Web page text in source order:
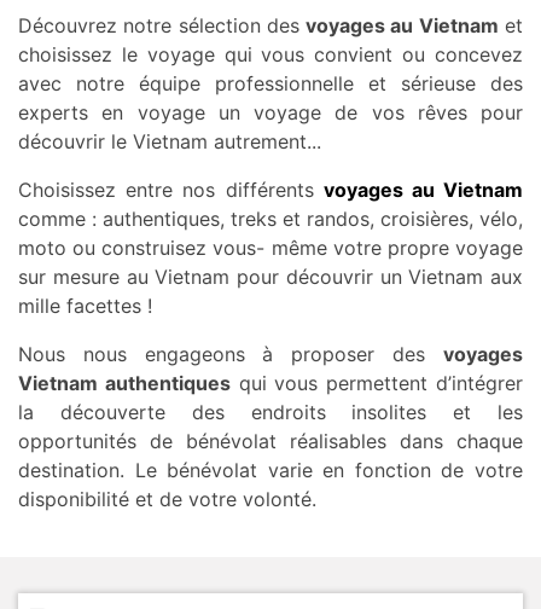
Découvrez notre sélection desvoyages au Vietnam et
choisissez le voyage qui vous convient ou concevez
avec notre équipe professionnelle et sérieuse des
experts en voyage un voyage de vos rêves pour
découvrir le Vietnam autrement...
Choisissez entre nos différents voyages au Vietnam
comme : authentiques, treks et randos, croisières, vélo,
moto ou construisez vous- même votre propre voyage
sur mesure au Vietnam pour découvrir un Vietnam aux
mille facettes !
Nous nous engageons à proposer des voyages
Vietnam authentiquesqui vous permettent d’intégrer
la découverte des endroits insolites et les
opportunités de bénévolat réalisables dans chaque
destination. Le bénévolat varie en fonction de votre
disponibilité et de votre volonté.